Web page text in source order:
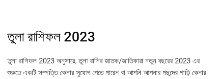
তুলা রাশিফল 2023
তুলা রাশিফল ​​2023 অনুসারে, তুলা রাশির জাতক/জাতিকারা নতুন বছরের 2023 এর
শুরুতে একটি সম্পত্তি কেনার সুযোগ পেতে পারেন বা আপনি আপনার পছন্দের গাড়ি কেনার